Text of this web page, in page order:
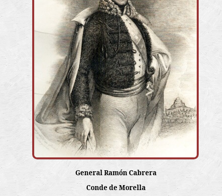
General Ramón Cabrera
Conde de Morella